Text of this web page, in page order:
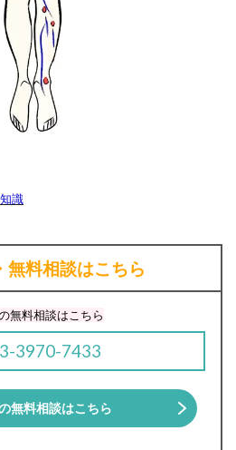
識
無料相談はこちら
無料相談はこちら
3970-7433
無料相談はこちら